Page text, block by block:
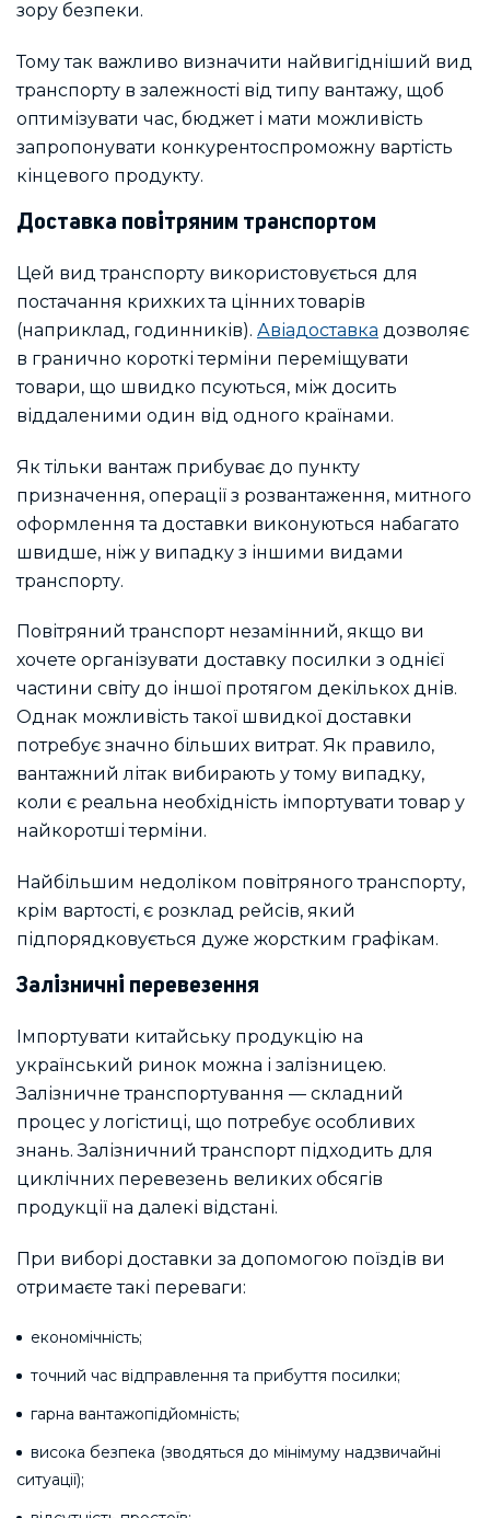
зору безпеки.
Тому так важливо визначити найвигідніший вид
транспорту в залежності від типу вантажу, щоб
оптимізувати час, бюджет і мати можливість
запропонувати конкурентоспроможну вартість
кінцевого продукту.
Доставка повітряним транспортом
Цей вид транспорту використовується для
постачання крихких та цінних товарів
(наприклад, годинників). Авіадоставка дозволяє
в гранично короткі терміни переміщувати
товари, що швидко псуються, між досить
віддаленими один від одного країнами.
Як тільки вантаж прибуває до пункту
призначення, операції з розвантаження, митного
оформлення та доставки виконуються набагато
швидше, ніж у випадку з іншими видами
транспорту.
Повітряний транспорт незамінний, якщо ви
хочете організувати доставку посилки з однієї
частини світу до іншої протягом декількох днів.
Однак можливість такої швидкої доставки
потребує значно більших витрат. Як правило,
вантажний літак вибирають у тому випадку,
коли є реальна необхідність імпортувати товар у
найкоротші терміни.
Найбільшим недоліком повітряного транспорту,
крім вартості, є розклад рейсів, який
підпорядковується дуже жорстким графікам.
Залізничні перевезення
Імпортувати китайську продукцію на
український ринок можна і залізницею.
Залізничне транспортування — складний
процес у логістиці, що потребує особливих
знань. Залізничний транспорт підходить для
циклічних перевезень великих обсягів
продукції на далекі відстані.
При виборі доставки за допомогою поїздів ви
отримаєте такі переваги:
економічність;
точний час відправлення та прибуття посилки;
гарна вантажопідйомність;
висока безпека (зводяться до мінімуму надзвичайні
ситуації);